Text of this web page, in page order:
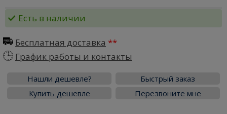
Есть в наличии
Бесплатная доставка
График работы и контакты
Нашли дешевле?
Быстрый заказ
Купить дешевле
Перезвоните мне